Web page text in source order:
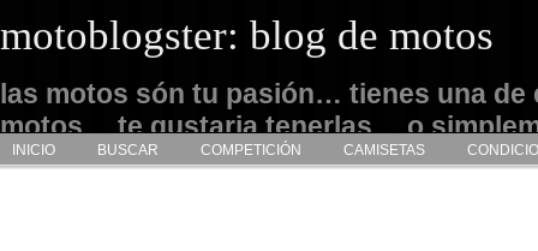
motoblogster: blog de motos
las motos són tu pasión… tienes una de
motos… te gustaria tenerlas… o
admirarlas… este es tu sitio
INICIO BUSCAR COMPETICIÓN CAMISETAS